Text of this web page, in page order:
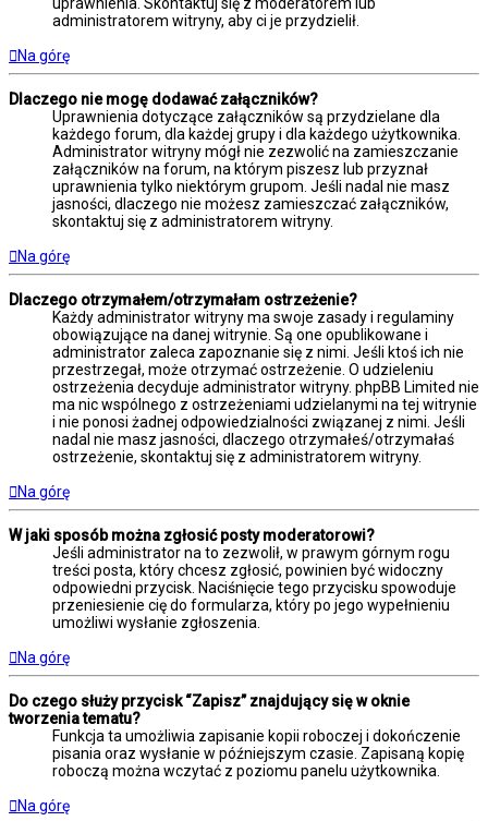
uprawnienia. Skontaktuj się z moderatorem lub
administratorem witryny, aby ci je przydzielił.
Na górę
Dlaczego nie mogę dodawać załączników?
Uprawnienia dotyczące załączników są przydzielane dla
każdego forum, dla każdej grupy i dla każdego użytkownika.
Administrator witryny mógł nie zezwolić na zamieszczanie
załączników na forum, na którym piszesz lub przyznał
uprawnienia tylko niektórym grupom. Jeśli nadal nie masz
jasności, dlaczego nie możesz zamieszczać załączników,
skontaktuj się z administratorem witryny.
Na górę
Dlaczego otrzymałem/otrzymałam ostrzeżenie?
Każdy administrator witryny ma swoje zasady i regulaminy
obowiązujące na danej witrynie. Są one opublikowane i
administrator zaleca zapoznanie się z nimi. Jeśli ktoś ich nie
przestrzegał, może otrzymać ostrzeżenie. O udzieleniu
ostrzeżenia decyduje administrator witryny. phpBB Limited nie
ma nic wspólnego z ostrzeżeniami udzielanymi na tej witrynie
i nie ponosi żadnej odpowiedzialności związanej z nimi. Jeśli
nadal nie masz jasności, dlaczego otrzymałeś/otrzymałaś
ostrzeżenie, skontaktuj się z administratorem witryny.
Na górę
W jaki sposób można zgłosić posty moderatorowi?
Jeśli administrator na to zezwolił, w prawym górnym rogu
treści posta, który chcesz zgłosić, powinien być widoczny
odpowiedni przycisk. Naciśnięcie tego przycisku spowoduje
przeniesienie cię do formularza, który po jego wypełnieniu
umożliwi wysłanie zgłoszenia.
Na górę
Do czego służy przycisk “Zapisz” znajdujący się w oknie
tworzenia tematu?
Funkcja ta umożliwia zapisanie kopii roboczej i dokończenie
pisania oraz wysłanie w późniejszym czasie. Zapisaną kopię
roboczą można wczytać z poziomu panelu użytkownika.
Na górę